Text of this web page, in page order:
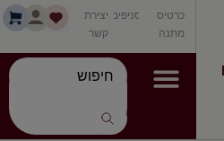
כרטיס
מתנה
סניפים יצירת
קשר